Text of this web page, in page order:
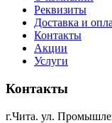
Реквизиты
Доставка и
Контакты
Акции
Услуги
Контакты
г.Чита. ул.